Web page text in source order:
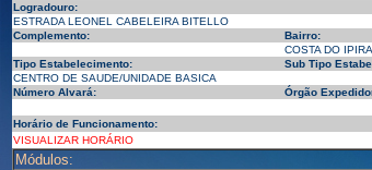
Logradouro:
ESTRADA LEONEL CABELEIRA BITELLO
Complemento:
Bairro:
COSTA DO
Tipo Estabelecimento:
Sub Tipo
CENTRO DE SAUDE/UNIDADE BASICA
Número Alvará:
Órgão
Horário de Funcionamento:
VISUALIZAR HORÁRIO
Módulos: